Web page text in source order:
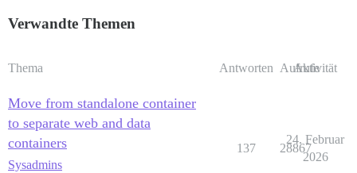
Verwandte Themen
Thema Antworten Aufrufe
Aktivität
Move from standalone container
to separate web and data
containers
Sysadmins
137 28867
24. Februar
2026